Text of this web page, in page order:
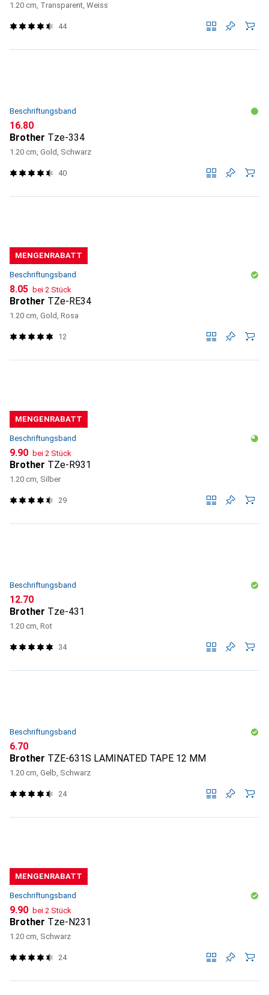
1.20 cm, Transparent, Weiss
44
Beschriftungsband
CHF
16.80
Brother Tze-334
1.20 cm, Gold, Schwarz
40
MENGENRABATT
Beschriftungsband
CHF
8.05 bei 2 Stück
Brother TZe-RE34
1.20 cm, Gold, Rosa
12
MENGENRABATT
Beschriftungsband
CHF
9.90 bei 2 Stück
Brother TZe-R931
1.20 cm, Silber
29
Beschriftungsband
CHF
12.70
Brother Tze-431
1.20 cm, Rot
34
Beschriftungsband
CHF
6.70
Brother TZE-631S LAMINATED TAPE 12 MM
1.20 cm, Gelb, Schwarz
24
MENGENRABATT
Beschriftungsband
CHF
9.90 bei 2 Stück
Brother Tze-N231
1.20 cm, Schwarz
24